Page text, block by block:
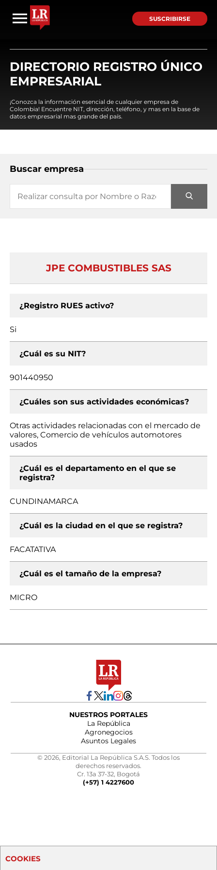
SUSCRIBIRSE
DIRECTORIO REGISTRO ÚNICO
EMPRESARIAL
¡Conozca la información esencial de cualquier empresa de
Colombia! Encuentre NIT, dirección, teléfono, y mas en la base de
datos empresarial mas grande del país.
Buscar empresa
JPE COMBUSTIBLES SAS
¿Registro RUES activo?
Si
¿Cuál es su NIT?
901440950
¿Cuáles son sus actividades económicas?
Otras actividades relacionadas con el mercado de
valores, Comercio de vehículos automotores
usados
¿Cuál es el departamento en el que se
registra?
CUNDINAMARCA
¿Cuál es la ciudad en el que se registra?
FACATATIVA
¿Cuál es el tamaño de la empresa?
MICRO
NUESTROS PORTALES
La República
Agronegocios
Asuntos Legales
© 2026, Editorial La República S.A.S. Todos los
derechos reservados.
Cr. 13a 37-32, Bogotá
(+57) 1 4227600
COOKIES